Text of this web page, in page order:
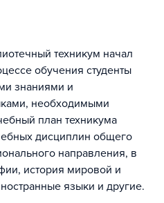
техникум начал
обучения студенты
знаниями и
необходимыми
план техникума
дисциплин общего
направления, в
история мировой и
языки и другие.